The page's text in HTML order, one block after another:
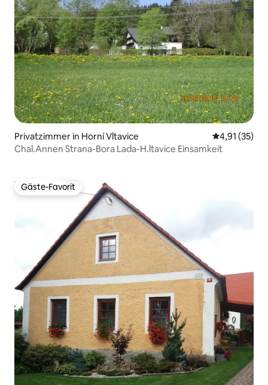
Privatzimmer in Horní Vltavice
4,91 (35)
Chal.Annen Strana-Bora Lada-H.ltavice Einsamkeit
Gäste-Favorit
Gäste-Favorit